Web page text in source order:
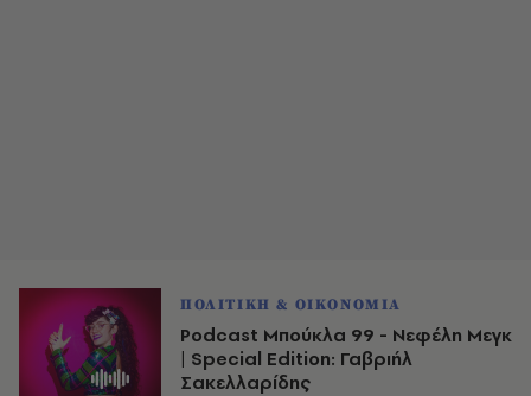
ΠΟΛΙΤΙΚΗ & ΟΙΚΟΝΟΜΙΑ
Podcast Μπούκλα 99 - Νεφέλη Μεγκ
| Special Edition: Γαβριήλ
Σακελλαρίδης